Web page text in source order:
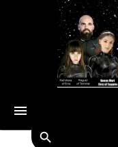
menu
search